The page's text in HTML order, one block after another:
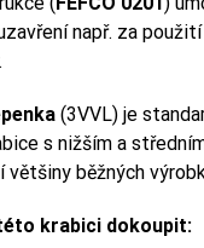
např. za
(3VVL) je
s nižším a
většiny běžných
krabici dokoupit: